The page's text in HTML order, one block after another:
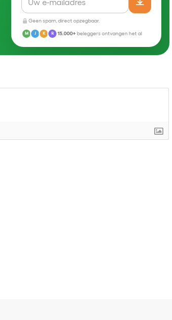
Geen spam, direct opzegbaar.
M J K R 15.000+beleggers ontvangen het al